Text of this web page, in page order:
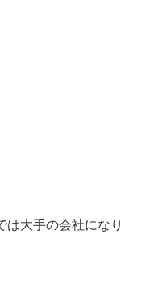
は大手の会社になり